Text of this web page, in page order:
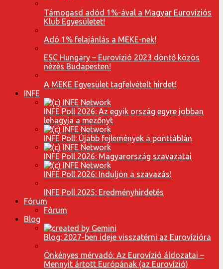
Támogasd adód 1%-ával a Magyar Eurovíziós
Klub Egyesületet!
Adó 1% felajánlás a MEKE-nek!
ESC Hungary – Eurovízió 2023 döntő közös
nézés Budapesten!
A MEKE Egyesület tagfelvételt hirdet!
INFE
INFE Poll 2026: Az egyik ország egyre jobban
lehagyja a mezőnyt
INFE Poll: Újabb fejlemények a ponttáblán
INFE Poll 2026: Magyarország szavazatai
INFE Poll 2026: Induljon a szavazás!
INFE Poll 2025: Eredményhirdetés
Fórum
Fórum
Blog
Blog: 2027-ben ideje visszatérni az Eurovízióra
Önkényes mérvadó: Az Eurovízió áldozatai –
Mennyit ártott Európának (az Eurovízió)